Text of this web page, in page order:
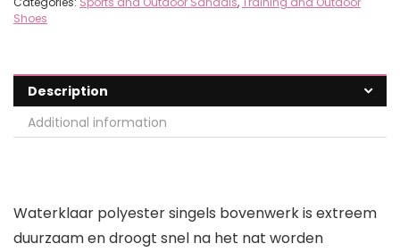
Shoes
Description
Additional information
Waterklaar polyester singels bovenwerk is extreem
duurzaam en droogt snel na het nat worden